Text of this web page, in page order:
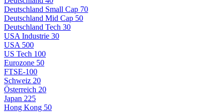
Deutschland Small Cap 70
Deutschland Mid Cap 50
Deutschland Tech 30
USA Industrie 30
USA 500
US Tech 100
Eurozone 50
FTSE-100
Schweiz 20
Österreich 20
Japan 225
Hong Kong 50